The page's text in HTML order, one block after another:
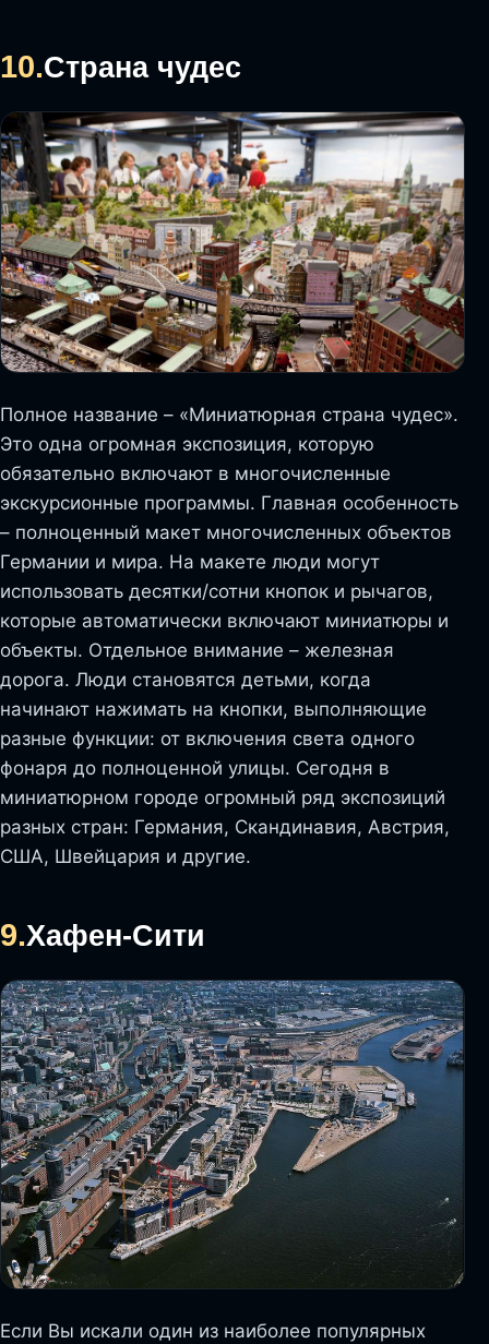
10.Страна чудес
Полное название – «Миниатюрная страна чудес».
Это одна огромная экспозиция, которую
обязательно включают в многочисленные
экскурсионные программы. Главная особенность
– полноценный макет многочисленных объектов
Германии и мира. На макете люди могут
использовать десятки/сотни кнопок и рычагов,
которые автоматически включают миниатюры и
объекты. Отдельное внимание – железная
дорога. Люди становятся детьми, когда
начинают нажимать на кнопки, выполняющие
разные функции: от включения света одного
фонаря до полноценной улицы. Сегодня в
миниатюрном городе огромный ряд экспозиций
разных стран: Германия, Скандинавия, Австрия,
США, Швейцария и другие.
9.Хафен-Сити
Если Вы искали один из наиболее популярных